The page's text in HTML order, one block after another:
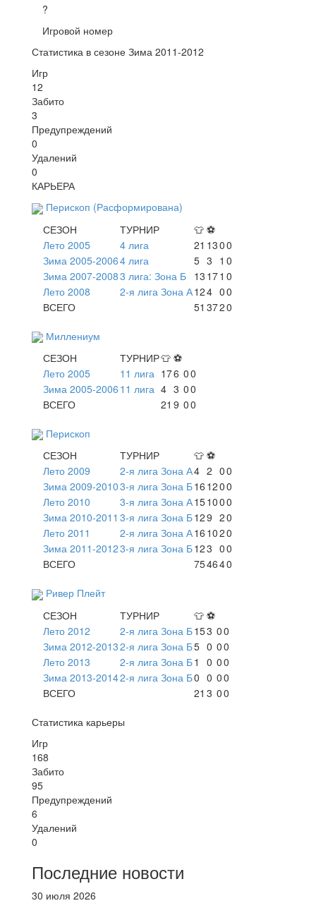
?
Игровой номер
Статистика в сезоне Зима 2011-2012
Игр
12
Забито
3
Предупреждений
0
Удалений
0
КАРЬЕРА
Перископ (Расформирована)
СЕЗОН
ТУРНИР 👕 ⚽
Лето 2005
4 лига 21 1300
Зима 2005-20064 лига 5 3 1 0
Зима 2007-20083 лига: Зона Б 13 171 0
Лето 2008
2-я лига Зона А124 00
ВСЕГО
51 3720
Миллениум
СЕЗОН
ТУРНИР👕 ⚽
Лето 2005
11 лига 176 00
Зима 2005-2006 11 лига 4 3 00
ВСЕГО
21 9 00
Перископ
СЕЗОН
ТУРНИР 👕 ⚽
Лето 2009
2-я лига Зона А4 2 00
Зима 2009-20103-я лига Зона Б16 1200
Лето 2010
3-я лига Зона А151000
Зима 2010-2011 3-я лига Зона Б129 20
Лето 2011
2-я лига Зона А16 1020
Зима 2011-20123-я лига Зона Б123 00
ВСЕГО
754640
Ривер Плейт
СЕЗОН
ТУРНИР 👕 ⚽
Лето 2012
2-я лига Зона Б153 00
Зима 2012-20132-я лига Зона Б5 0 00
Лето 2013
2-я лига Зона Б1 0 00
Зима 2013-20142-я лига Зона Б0 0 00
ВСЕГО
21 3 00
Статистика карьеры
Игр
168
Забито
95
Предупреждений
6
Удалений
0
Последние новости
30 июля 2026